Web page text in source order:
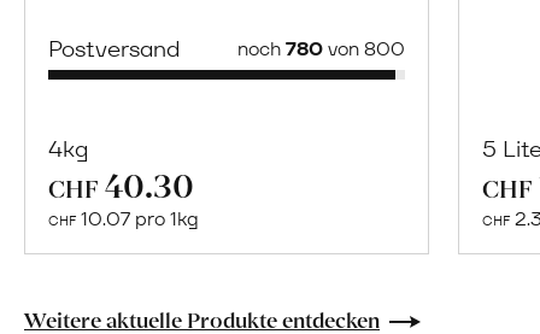
Postversand noch780von 800
4kg
CHF 40.30
CHF 10.07 pro 1kg
Naturbelassene
Lebensmittel
5
CHF
CHF
Weitere aktuelle Produkte entdecken